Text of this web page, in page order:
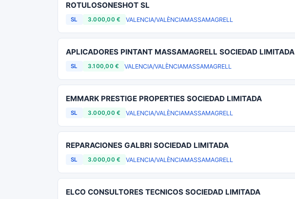
ROTULOSONESHOT SL
SL 3.000,00 € VALENCIA/VALÈNCIAMASSAMAGRELL
APLICADORES PINTANT MASSAMAGRELL SOCIEDAD LIMITADA
SL 3.100,00 € VALENCIA/VALÈNCIAMASSAMAGRELL
EMMARK PRESTIGE PROPERTIES SOCIEDAD LIMITADA
SL 3.000,00 € VALENCIA/VALÈNCIAMASSAMAGRELL
REPARACIONES GALBRI SOCIEDAD LIMITADA
SL 3.000,00 € VALENCIA/VALÈNCIAMASSAMAGRELL
ELCO CONSULTORES TECNICOS SOCIEDAD LIMITADA